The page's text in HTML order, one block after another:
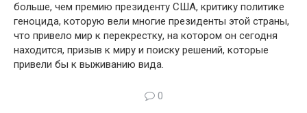
больше, чем премию президенту США, критику по­литике
геноцида, которую вели многие президенты этой страны,
что привело мир к перекрестку, на котором он се­годня
находится, призыв к миру и поиску решений, кото­рые
привели бы к выживанию вида.
0